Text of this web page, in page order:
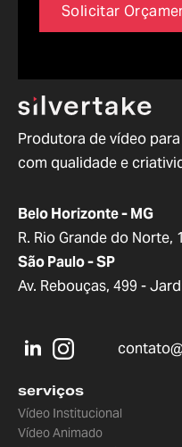
Solicitar
Produtora de vídeo
com qualidade e
Belo Horizonte - MG
R. Rio Grande do Norte,
São Paulo - SP
Av. Rebouças, 499 -
serviços
Vídeo Institucional
Vídeo Animado